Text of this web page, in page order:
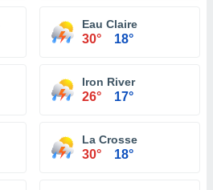
Eau Claire
30° 18°
Iron River
26° 17°
La Crosse
30° 18°